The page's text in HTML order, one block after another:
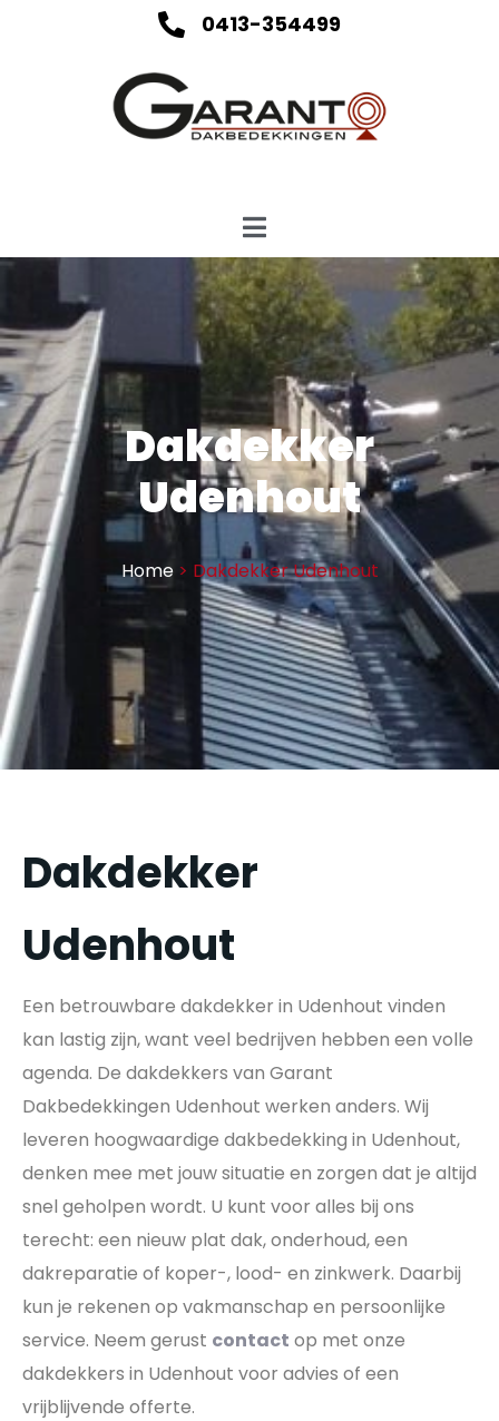
0413-354499
Dakdekker
Udenhout
Home > Dakdekker Udenhout
Dakdekker
Udenhout
Een betrouwbare dakdekker in Udenhout vinden
kan lastig zijn, want veel bedrijven hebben een volle
agenda. De dakdekkers van Garant
Dakbedekkingen Udenhout werken anders. Wij
leveren hoogwaardige dakbedekking in Udenhout,
denken mee met jouw situatie en zorgen dat je altijd
snel geholpen wordt. U kunt voor alles bij ons
terecht: een nieuw plat dak, onderhoud, een
dakreparatie of koper-, lood- en zinkwerk. Daarbij
kun je rekenen op vakmanschap en persoonlijke
service. Neem gerust contact op met onze
dakdekkers in Udenhout voor advies of een
vrijblijvende offerte.